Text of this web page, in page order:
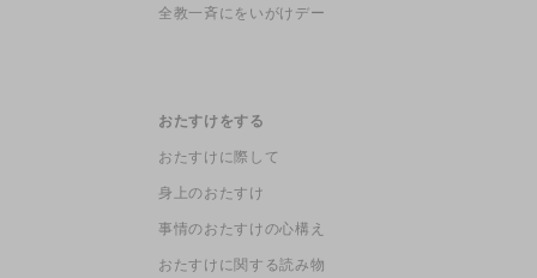
全教一斉にをいがけデー
おたすけをする
おたすけに際して
身上のおたすけ
事情のおたすけの心構え
おたすけに関する読み物